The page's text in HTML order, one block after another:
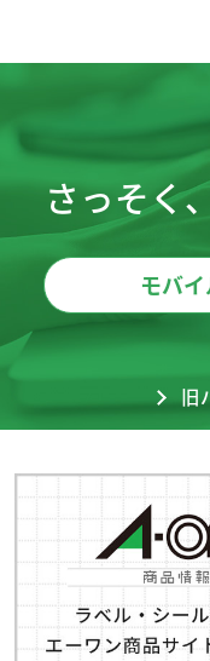
さっそく
モバ
旧